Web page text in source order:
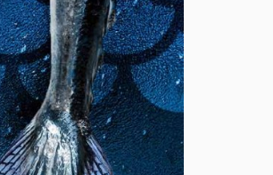
R290